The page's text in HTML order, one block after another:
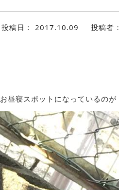
投稿日： 2017.10.09 投稿者：
昼寝スポットになっているのが